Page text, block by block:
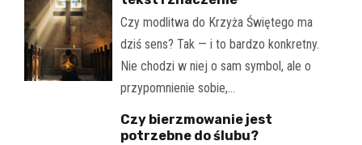
Czy modlitwa do Krzyża Świętego ma
dziś sens? Tak — i to bardzo konkretny.
Nie chodzi w niej o sam symbol, ale o
przypomnienie sobie,…
Czy bierzmowanie jest
potrzebne do ślubu?